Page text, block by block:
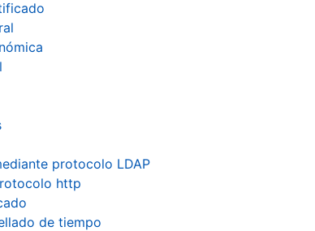
protocolo LDAP
http
de tiempo